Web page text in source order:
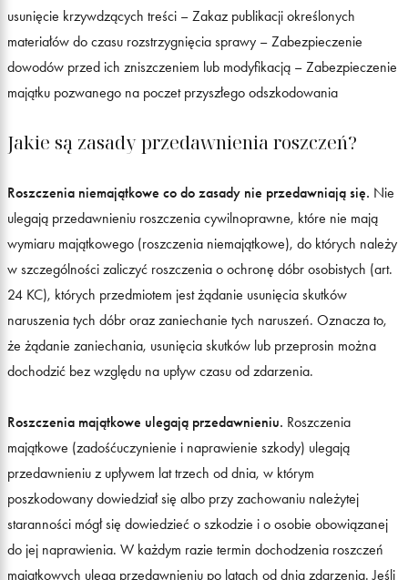
usunięcie krzywdzących treści – Zakaz publikacji określonych
materiałów do czasu rozstrzygnięcia sprawy – Zabezpieczenie
dowodów przed ich zniszczeniem lub modyfikacją – Zabezpieczenie
majątku pozwanego na poczet przyszłego odszkodowania
Jakie są zasady przedawnienia roszczeń?
Roszczenia niemajątkowe co do zasady nie przedawniają się. Nie
ulegają przedawnieniu roszczenia cywilnoprawne, które nie mają
wymiaru majątkowego (roszczenia niemajątkowe), do których należy
w szczególności zaliczyć roszczenia o ochronę dóbr osobistych (art.
24 KC), których przedmiotem jest żądanie usunięcia skutków
naruszenia tych dóbr oraz zaniechanie tych naruszeń. Oznacza to,
że żądanie zaniechania, usunięcia skutków lub przeprosin można
dochodzić bez względu na upływ czasu od zdarzenia.
Roszczenia majątkowe ulegają przedawnieniu. Roszczenia
majątkowe (zadośćuczynienie i naprawienie szkody) ulegają
przedawnieniu z upływem lat trzech od dnia, w którym
poszkodowany dowiedział się albo przy zachowaniu należytej
staranności mógł się dowiedzieć o szkodzie i o osobie obowiązanej
do jej naprawienia. W każdym razie termin dochodzenia roszczeń
majątkowych ulega przedawnieniu po latach od dnia zdarzenia. Jeśli